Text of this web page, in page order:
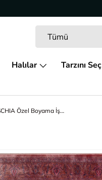
Tümü
Halılar Tarzını Seç
LAHOR LHR 02 FUSCHIA Özel Boyama İşlemi İle Üretilen Yüksek Alçak Dokuya Sahip Zengin Renkli Şık Salon Halısı